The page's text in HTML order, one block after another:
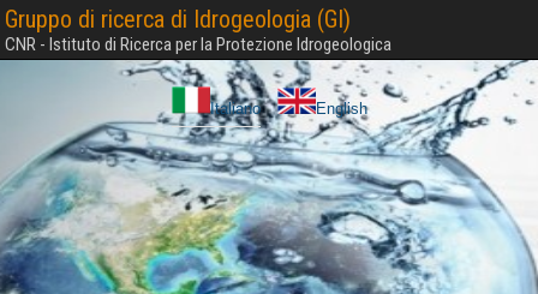
Gruppo di ricerca di Idrogeologia (GI)
CNR - Istituto di Ricerca per la Protezione Idrogeologica
Italiano English